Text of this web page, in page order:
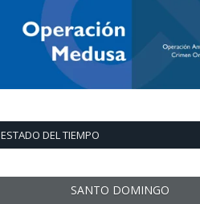
ESTADO DEL TIEMPO
SANTO DOMINGO